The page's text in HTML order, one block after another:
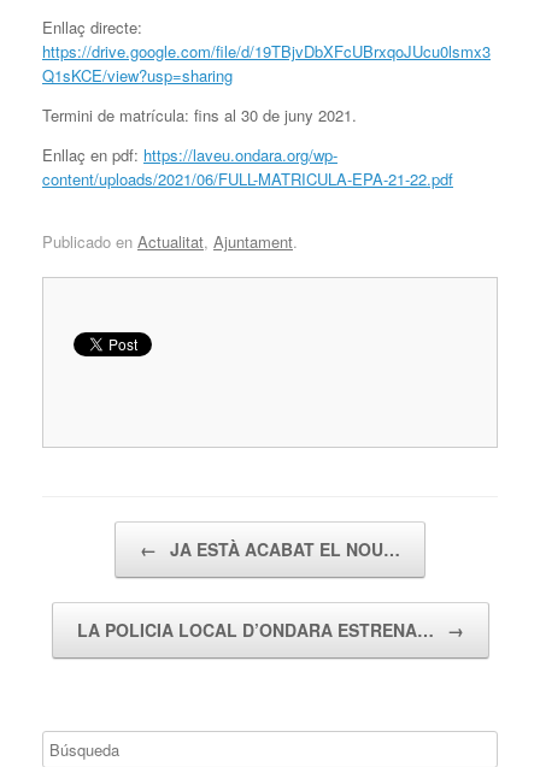
Enllaç directe:
https://drive.google.com/file/d/19TBjvDbXFcUBrxqoJUcu0lsmx3
Q1sKCE/view?usp=sharing
Termini de matrícula: fins al 30 de juny 2021.
Enllaç en pdf: https://laveu.ondara.org/wp-
content/uploads/2021/06/FULL-MATRICULA-EPA-21-22.pdf
Publicado en Actualitat, Ajuntament.
← JA ESTÀ ACABAT EL NOU…
LA POLICIA LOCAL D’ONDARA ESTRENA… →